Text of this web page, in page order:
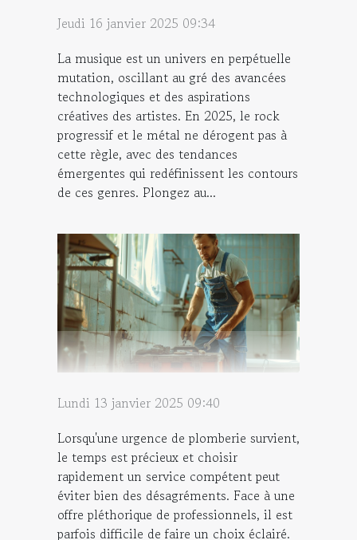
Jeudi 16 janvier 2025 09:34
La musique est un univers en perpétuelle
mutation, oscillant au gré des avancées
technologiques et des aspirations
créatives des artistes. En 2025, le rock
progressif et le métal ne dérogent pas à
cette règle, avec des tendances
émergentes qui redéfinissent les contours
de ces genres. Plongez au...
Lundi 13 janvier 2025 09:40
Lorsqu'une urgence de plomberie survient,
le temps est précieux et choisir
rapidement un service compétent peut
éviter bien des désagréments. Face à une
offre pléthorique de professionnels, il est
parfois difficile de faire un choix éclairé.